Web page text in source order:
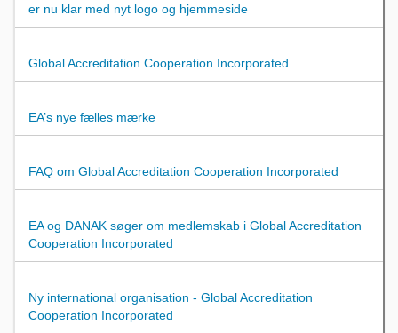
er nu klar med nyt logo og hjemmeside
Global Accreditation Cooperation Incorporated
EA’s nye fælles mærke
FAQ om Global Accreditation Cooperation Incorporated
EA og DANAK søger om medlemskab i Global Accreditation
Cooperation Incorporated
Ny international organisation - Global Accreditation
Cooperation Incorporated